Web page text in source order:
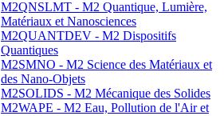
M2QNSLMT - M2 Quantique, Lumière,
Matériaux et Nanosciences
M2QUANTDEV - M2 Dispositifs
Quantiques
M2SMNO - M2 Science des Matériaux et
des Nano-Objets
M2SOLIDS - M2 Mécanique des Solides
M2WAPE - M2 Eau, Pollution de l'Air et